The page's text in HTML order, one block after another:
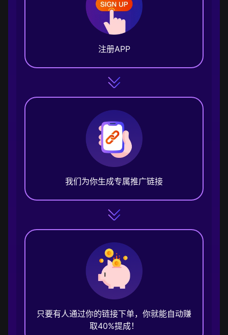
注册APP
我们为你生成专属推广链接
只要有人通过你的链接下单，你就能自动赚
取40%提成！